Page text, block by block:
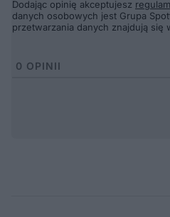
Dodając opinię akceptujesz
danych osobowych jest Grupa
przetwarzania danych znajdują się
0 OPINII